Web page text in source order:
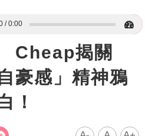
0:00
Cheap揭關
豪感」精神鴉
！